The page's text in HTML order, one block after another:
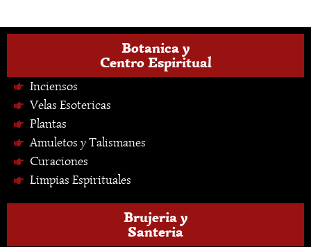
Botanica y
Centro Espiritual
Inciensos
Velas Esotericas
Plantas
Amuletos y Talismanes
Curaciones
Limpias Espirituales
Brujeria y
Santeria